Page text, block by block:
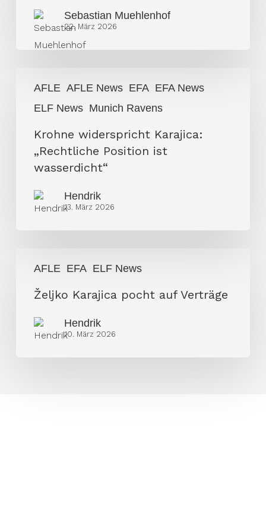
Sebastian Muehlenhof
22. März 2026
AFLE AFLE News EFA EFA News
ELF News Munich Ravens
widerspricht
Karajica:
„Rechtliche
Position
Krohne widerspricht Karajica:
„Rechtliche Position ist
wasserdicht“
Hendrik
13. März 2026
AFLE EFA ELF News
Karajica
pocht
Verträge
Željko Karajica pocht auf Verträge
Hendrik
10. März 2026